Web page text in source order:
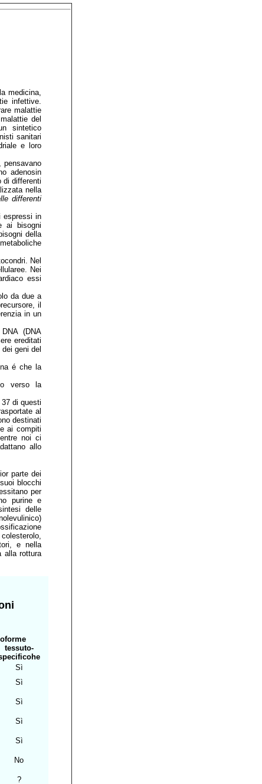
medicina,
infettive.
malattie
del
sintetico
sanitari
e loro
pensavano
adenosin
di differenti
nella
differenti
espressi in
ai bisogni
della
Nel
Nei
essi
da due a
il
in un
(DNA
ereditati
geni del
é che la
verso la
di questi
al
destinati
ai compiti
noi ci
allo
parte dei
blocchi
per
purine e
delle
e nella
alla rottura
tessuto-
Sì
Sì
Sì
Sì
Sì
No
?